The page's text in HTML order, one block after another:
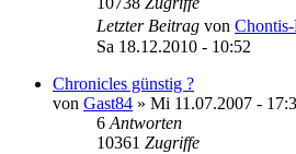
Letzter Beitrag von
Sa 18.12.2010 - 10:52
Chronicles günstig ?
von Gast84 » Mi 11.07.2007 -
6 Antworten
10361 Zugriffe